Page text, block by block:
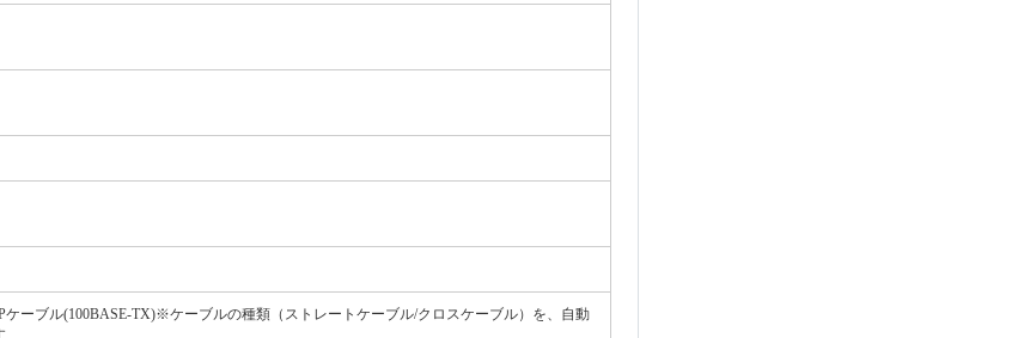
ーブル(100BASE-TX)※ケーブルの種類（ストレートケーブル/クロスケーブル）を、自動